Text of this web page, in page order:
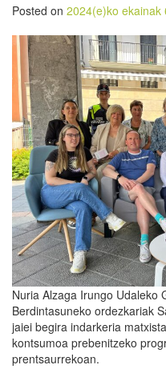
Posted on 2024(e)ko ekainak
Nuria Alzaga Irungo Udaleko
Berdintasuneko ordezkariak
jaiei begira indarkeria
kontsumoa prebenitzeko
prentsaurrekoan.